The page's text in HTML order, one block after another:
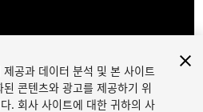
1/3
공과 데이터 분석 및 본 사이트
콘텐츠와 광고를 제공하기 위
. 회사 사이트에 대한 귀하의 사